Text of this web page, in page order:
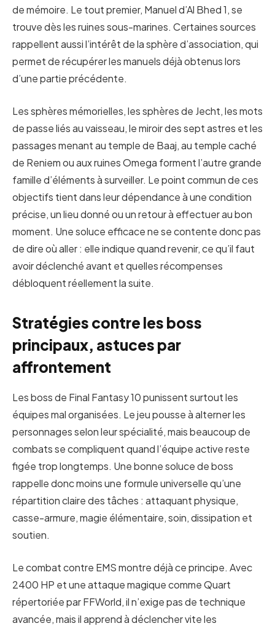
de mémoire. Le tout premier, Manuel d’Al Bhed 1, se
trouve dès les ruines sous-marines. Certaines sources
rappellent aussi l’intérêt de la sphère d’association, qui
permet de récupérer les manuels déjà obtenus lors
d’une partie précédente.
Les sphères mémorielles, les sphères de Jecht, les mots
de passe liés au vaisseau, le miroir des sept astres et les
passages menant au temple de Baaj, au temple caché
de Reniem ou aux ruines Omega forment l’autre grande
famille d’éléments à surveiller. Le point commun de ces
objectifs tient dans leur dépendance à une condition
précise, un lieu donné ou un retour à effectuer au bon
moment. Une soluce efficace ne se contente donc pas
de dire où aller : elle indique quand revenir, ce qu’il faut
avoir déclenché avant et quelles récompenses
débloquent réellement la suite.
Stratégies contre les boss
principaux, astuces par
affrontement
Les boss de Final Fantasy 10 punissent surtout les
équipes mal organisées. Le jeu pousse à alterner les
personnages selon leur spécialité, mais beaucoup de
combats se compliquent quand l’équipe active reste
figée trop longtemps. Une bonne soluce de boss
rappelle donc moins une formule universelle qu’une
répartition claire des tâches : attaquant physique,
casse-armure, magie élémentaire, soin, dissipation et
soutien.
Le combat contre EMS montre déjà ce principe. Avec
2400 HP et une attaque magique comme Quart
répertoriée par FFWorld, il n’exige pas de technique
avancée, mais il apprend à déclencher vite les